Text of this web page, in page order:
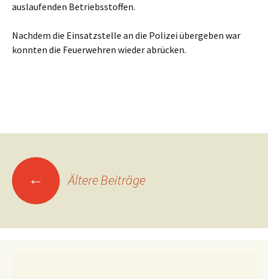
auslaufenden Betriebsstoffen.
Nachdem die Einsatzstelle an die Polizei übergeben war
konnten die Feuerwehren wieder abrücken.
Beitragsnavigation
← Ältere Beiträge